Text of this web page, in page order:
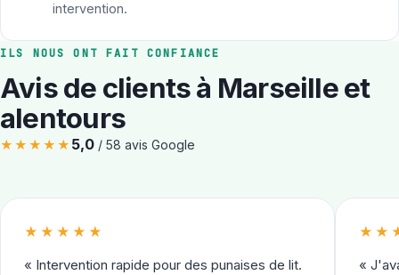
intervention.
ILS NOUS ONT FAIT CONFIANCE
Avis de clients à Marseille et
alentours
★★★★★ 5,0 / 58 avis Google
★★★★★
« Intervention rapide pour des punaises de lit.
«